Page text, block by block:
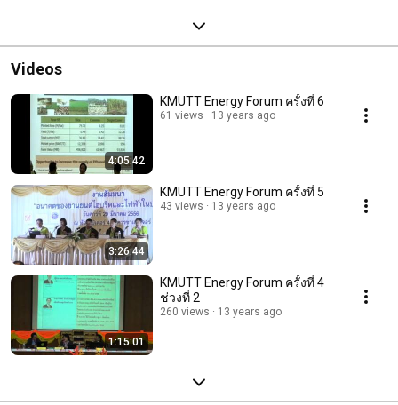
Videos
4:05:42
KMUTT Energy Forum ครั้งที่ 6
61 views 13 years ago
3:26:44
KMUTT Energy Forum ครั้งที่ 5
43 views 13 years ago
1:15:01
KMUTT Energy Forum ครั้งที่ 4
ช่วงที่ 2
260 views 13 years ago